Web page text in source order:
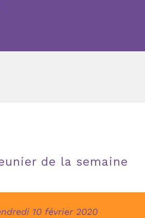
de la semaine
10 février 2020